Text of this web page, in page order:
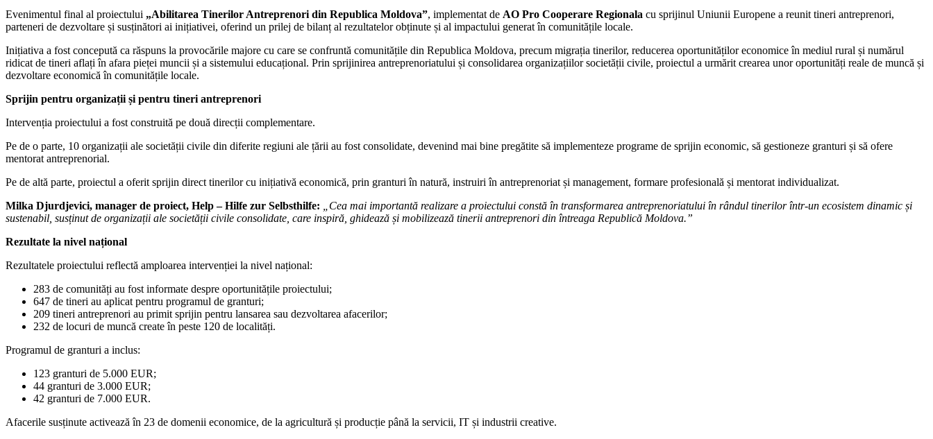
Evenimentul final al proiectului „Abilitarea Tinerilor Antreprenori din Republica Moldova”, implementat de AO Pro Cooperare Regionala cu sprijinul Uniunii Europene a reunit tineri antreprenori,
parteneri de dezvoltare și susținători ai inițiativei, oferind un prilej de bilanț al rezultatelor obținute și al impactului generat în comunitățile locale.
Inițiativa a fost concepută ca răspuns la provocările majore cu care se confruntă comunitățile din Republica Moldova, precum migrația tinerilor, reducerea oportunităților economice în mediul rural și numărul
ridicat de tineri aflați în afara pieței muncii și a sistemului educațional. Prin sprijinirea antreprenoriatului și consolidarea organizațiilor societății civile, proiectul a urmărit crearea unor oportunități reale de muncă și
dezvoltare economică în comunitățile locale.
Sprijin pentru organizații și pentru tineri antreprenori
Intervenția proiectului a fost construită pe două direcții complementare.
Pe de o parte, 10 organizații ale societății civile din diferite regiuni ale țării au fost consolidate, devenind mai bine pregătite să implementeze programe de sprijin economic, să gestioneze granturi și să ofere
mentorat antreprenorial.
Pe de altă parte, proiectul a oferit sprijin direct tinerilor cu inițiativă economică, prin granturi în natură, instruiri în antreprenoriat și management, formare profesională și mentorat individualizat.
Milka Djurdjevici, manager de proiect, Help – Hilfe zur Selbsthilfe: „Cea mai importantă realizare a proiectului constă în transformarea antreprenoriatului în rândul tinerilor într-un ecosistem dinamic și
sustenabil, susținut de organizații ale societății civile consolidate, care inspiră, ghidează și mobilizează tinerii antreprenori din întreaga Republică Moldova.”
Rezultate la nivel național
Rezultatele proiectului reflectă amploarea intervenției la nivel național:
283 de comunități au fost informate despre oportunitățile proiectului;
647 de tineri au aplicat pentru programul de granturi;
209 tineri antreprenori au primit sprijin pentru lansarea sau dezvoltarea afacerilor;
232 de locuri de muncă create în peste 120 de localități.
Programul de granturi a inclus:
123 granturi de 5.000 EUR;
44 granturi de 3.000 EUR;
42 granturi de 7.000 EUR.
Afacerile susținute activează în 23 de domenii economice, de la agricultură și producție până la servicii, IT și industrii creative.